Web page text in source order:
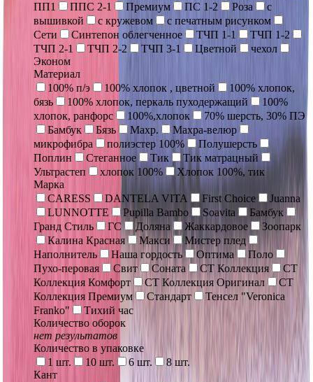
ПП1
ППС 2-1 Премиум ПС 1-2 Роза
с
вышивкой
с кружевом
с печатным рисунком
Сети
Синтепон облегченное ТЧП 1-1
ТЧП 1-2
ТЧП 2-1
ТЧП 2-2 ТЧП 3-1 Цветной
чехол
Эконом
Материал
100% п/э
100% хлопок , цветной
100% хлопок,
бязь
100% хлопок, перкаль пуходержащий
100%
хлопок, ранфорс
100%,хлопок
70% шерсть, 30% ПЭ
Бамбук
Бязь Махр.
Махра-велюр
микрофибра
полиэстер 100%
Полушерсть
Поплин
Стеганное Тик
Тик матрацный
Ультрастеп
хлопок 100%
Хлопок 100%, тик
Марка
CARESS
DANTELA VITA First Choice
Juanna
LUNNOTTE
Pupilla Bambo Soavita
Бамбук
Гранд Стиль
ГС Доляна Жаккардовое
Зоопарк
Калина Красная
Макси
Мистер плед
Наполнитель
Наша гордость Оптима
Поло
Пухо-перовая
Свит Соната СТ Коллекция
СТ
Коллекция Комфорт
СТ Коллекция Оригинал
СТ
Коллекция Премиум
Стандарт
Тенсел "Veronica
Franko"
Тихий час
Количество оборок
нет результатов
Количество в упаковке
1 шт.
10 шт. 6 шт.
8 шт.
Кант